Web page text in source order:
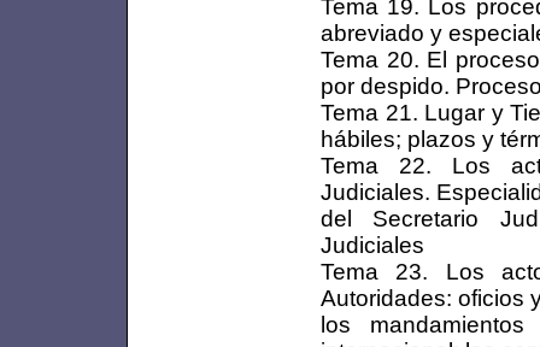
Tema 19. Los
abreviado y
Tema 20. El
por despido.
Tema 21. Lugar y
hábiles; plazos y
Tema 22. Los
Judiciales.
del Secretario
Judiciales
Tema 23. Los
Autoridades: oficios
los